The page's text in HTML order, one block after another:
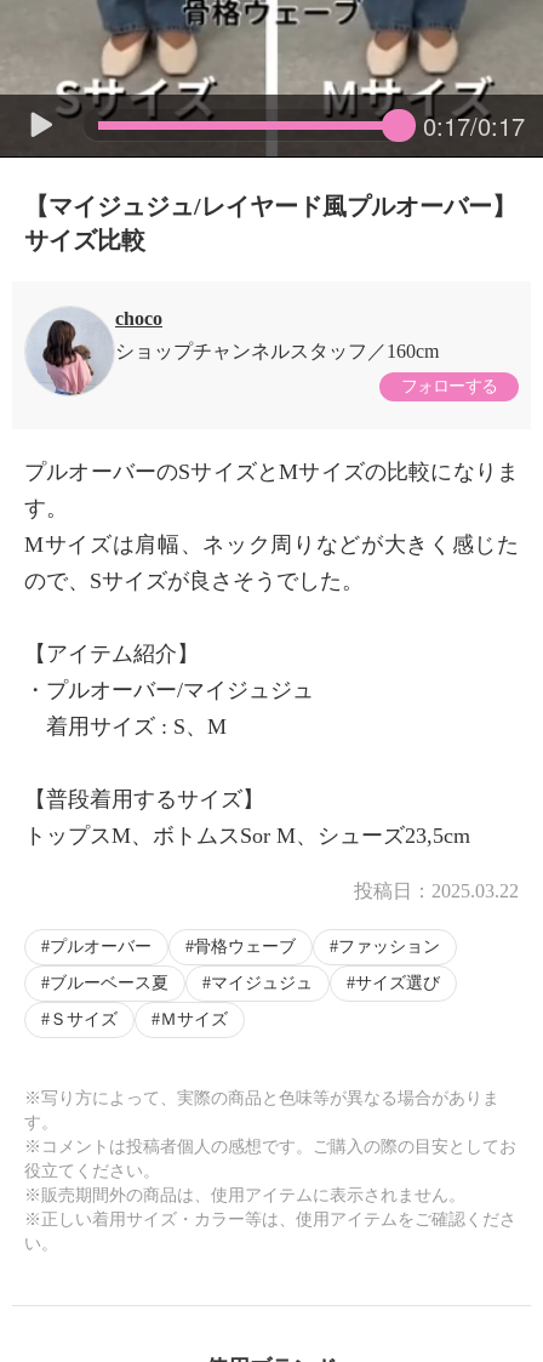
0:17/0:17
× 商品紹介
【マイジュジュ/レイヤード風プルオーバー】
サイズ比較
choco
ショップチャンネルスタッフ
160cm
フォローする
プルオーバーのSサイズとMサイズの比較になりま
す。
Mサイズは肩幅、ネック周りなどが大きく感じた
ので、Sサイズが良さそうでした。
【アイテム紹介】
・プルオーバー/マイジュジュ
着用サイズ : S、M
【普段着用するサイズ】
トップスM、ボトムスSor M、シューズ23,5cm
投稿日： 2025.03.22
プルオーバー 骨格ウェーブ
ファッション
ブルーベース夏
マイジュジュ
サイズ選び
Ｓサイズ
Ｍサイズ
※写り方によって、実際の商品と色味等が異なる場合がありま
す。
※コメントは投稿者個人の感想です。ご購入の際の目安としてお
役立てください。
※販売期間外の商品は、使用アイテムに表示されません。
※正しい着用サイズ・カラー等は、使用アイテムをご確認くださ
い。